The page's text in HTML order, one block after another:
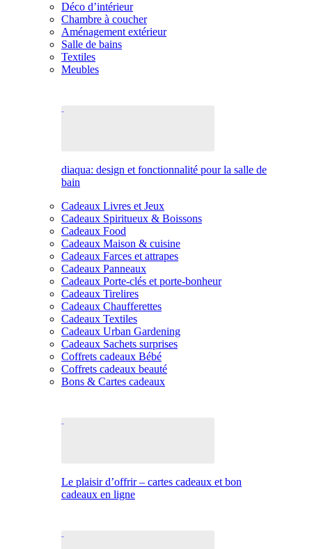
Déco d’intérieur
Chambre à coucher
Aménagement extérieur
Salle de bains
Textiles
Meubles
diaqua: design et fonctionnalité pour la salle de
bain
Cadeaux Livres et Jeux
Cadeaux Spiritueux & Boissons
Cadeaux Food
Cadeaux Maison & cuisine
Cadeaux Farces et attrapes
Cadeaux Panneaux
Cadeaux Porte-clés et porte-bonheur
Cadeaux Tirelires
Cadeaux Chaufferettes
Cadeaux Textiles
Cadeaux Urban Gardening
Cadeaux Sachets surprises
Coffrets cadeaux Bébé
Coffrets cadeaux beauté
Bons & Cartes cadeaux
Le plaisir d’offrir – cartes cadeaux et bon
cadeaux en ligne